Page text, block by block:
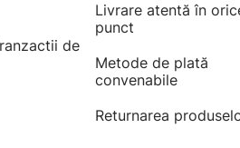
de
Livrare atentă în
punct
Metode de plată
convenabile
Returnarea